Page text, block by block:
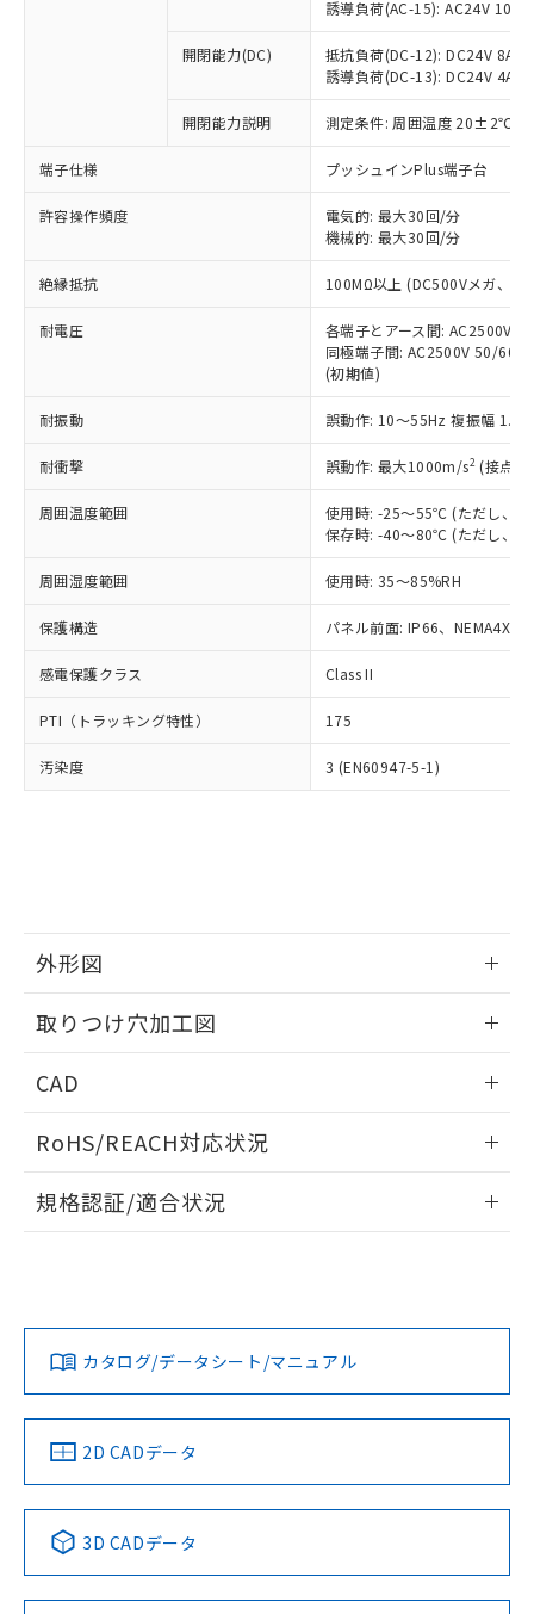
誘導負荷(AC-15): AC24V
開閉能力(DC)
抵抗負荷(DC-12): DC24V 8A/
誘導負荷(DC-13): DC24V 4A/
開閉能力説明 測定条件: 周囲温度 20±2℃、
端子仕様 プッシュインPlus端子台
許容操作頻度
電気的: 最大30回/分
機械的: 最大30回/分
絶縁抵抗 100MΩ以上 (DC500Vメガ、点
耐電圧
各端子とアース間: AC2500V
同極端子間: AC2500V 50/
(初期値)
耐振動 誤動作: 10～55Hz 複振幅
耐衝撃 誤動作: 最大1000m/s2 (接点
周囲温度範囲
使用時: -25～55℃ (ただし、氷
保存時: -40～80℃ (ただし、氷
周囲湿度範囲 使用時: 35～85%RH
保護構造 パネル前面: IP66、NEMA4X,
感電保護クラス Class II
PTI（トラッキング特性） 175
汚染度 3 (EN60947-5-1)
外形図
取りつけ穴加工図
CAD
ドすることができます。
ログイン/会員登録
ダウンロードデータをご利用いただく前に、以下を必ずお読
みください。
ソフトウェアの使用条件
RoHS/REACH対応状況
EU RoHS 注意事項・凡例
対応済み
中国 RoHS 注意事項・凡例
Pb Hg Cd Cr(VI)
規格認証/適合状況
カタログ/データシート/マニュアル
2D CADデータ
3D CADデータ
本サービスの対象外となる商品もある
在庫状況および標準価格照会結果は、
記載している更新日時点での社内デー
タに基づき作成されるものであり、閲
覧された時点での実際の在庫および標
準価格とは異なる場合があることをご
正式な納期状況および標準価格はお客
様のお取引先、またはお客様担当のオ
ムロン制御機器販売店・当社販売員に
販売ネットワーク
」をご確認
在庫状況および標準価格結果を当社の
事前の承諾なく第三者に漏洩または開
示しないようお願いします。
マイパーツ機能（部品リスト作成サー
ビス）をご利用いただくには、I-Web
メンバーズにご登録されている必要が
登録された部品リストについて、当社
および当社の共同利用者が、当社の製
品・サービスに関するお客様との取
引・商談に必要な範囲で利用すること
※当社の共同利用者とは、"個人情報
の「1.共同利
用者の範囲」に記載されている法人を
指します。
いたものが、含有品と判明した場合などや
むを得ず変更することがあります。
鉛(Pb) 1000ppm以下、 水銀(Hg) 1000ppm以下、 カド
類(PBB) 1000ppm以下、ポリ臭化ジフェニルエーテル類
(PBDE) 1000ppm以下、フタル酸ビス(2-エチルヘキシ
ル) (DEHP)(別名：DOP) 1000ppm以下、フタル酸ブチ
ルベンジル（BBP） 1000ppm以下、フタル酸ジブチル
（DBP） 1000ppm以下、フタル酸ジイソブチル
但し、RoHS指令で産業用監視および制御機器に対する
図的な使用がないことを確認しています。
部品在庫の切り替え状況などにより、予定
月が前後することがあります。
※3 非含有証明書ダウンロード
下記の非含有証明書をダウンロードするこ
EU RoHS指令（10物質）の非含有証明書
51物質の非含有証明書（当社基準）
※本証明書は発行日時点で非含有を証明す
るもので、過去に遡って非含有を証明する
既に当社にて対応品への在庫切替を完了
していることから、特段のことがない限
基準値を超えていることを示します。
「－」：未確認です。当社販売部門へお問
*中国RoHS10物質の基準値 (GB/T26572)：
Pb(鉛) :1000ppm、 Hg(水銀) : 1000ppm、 Cd(カドミウ
ム) : 100ppm、
Cr(Ⅵ)(六価クロム) : 1000ppm、 PBBs(ポリ臭化ビフェ
ニル類) : 1000ppm、 PBDEs(ポリ臭化ジフェニルエーテ
ル類) : 1000ppm、
DBP(フタル酸ジブチル) : 1000ppm、 DIBP(フタル酸ジ
イソブチル) : 1000ppm、 BBP(フタル酸ブチルベンジ
DEHP(フタル酸ビス(2-エチルヘキシル)) : 1000ppm
準値以下であることを示します。
「10」：通常の使用状況下において有害物
質が外部に漏えいし、環境に深刻な影響を
及ぼさない年数を意味します。
「－」：未確認です。当社販売部門へお問
当社は、これら貴社製品のうち、外国
為替および外国貿易法に定める商品
（以下｢規制貨物等」という）を輸出
国政府の輸出許可(または役務取引許
可)を取得するなどの必要な手続きを
当社は規制貨物を破棄する場合は、完
全に破砕するなど、違法に輸出されな
いよう必要な手段を講じます。
当社は貴社製品を、核兵器、ミサイ
ル、化学兵器、生物兵器またはその他
武器並びにこれらの製造装置等に一切
当社は、貴社製品を第三者に販売する
場合は、上記1、2および3の内容を当
該第三者に通知します。また当社は、
販売先および販売に係わる関係者が違
法に輸出するおそれがある場合は、取
り引きをいたしません。
説明
一定数以上の在庫あり
一定数には満たないが在庫あり
在庫なし(最新の在庫状況につ
いては、お客様のお取引先、ま
たはお客様担当のオムロン制御
機器販売店・当社販売員にご確
受注生産機種、また在庫状況の
情報を公開していない機種